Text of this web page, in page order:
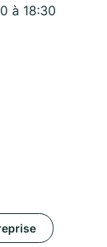
à 18:30